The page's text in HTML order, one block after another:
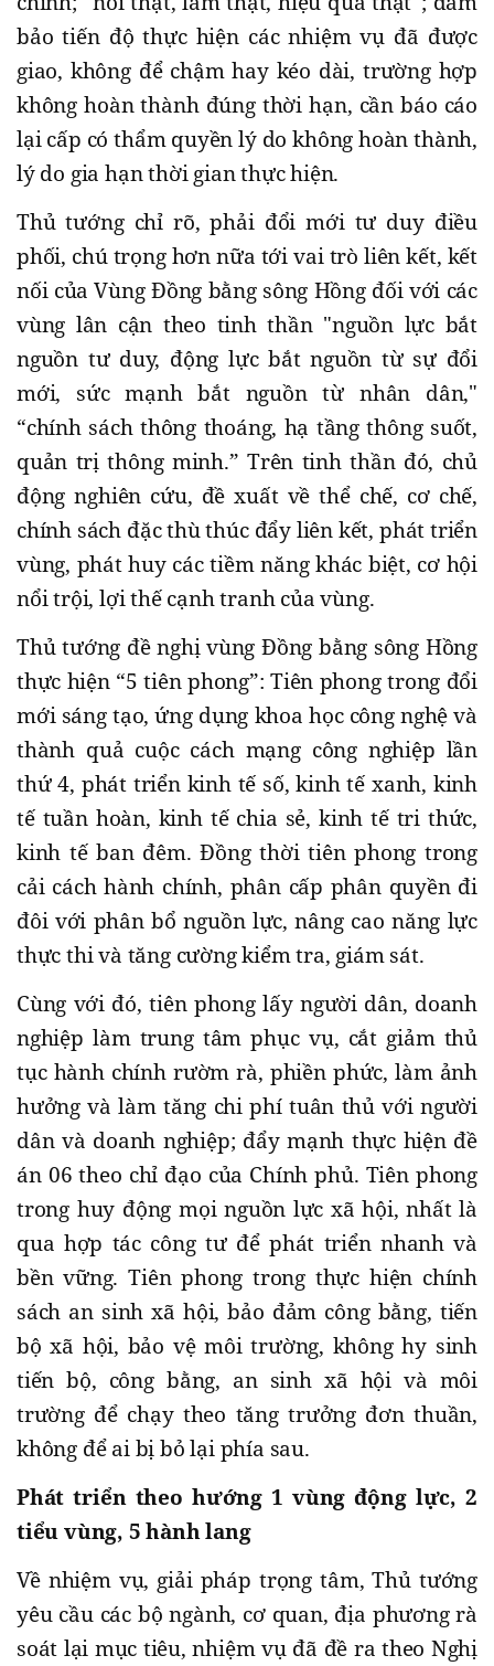
bảo tiến độ thực hiện các nhiệm vụ đã được
giao, không để chậm hay kéo dài, trường hợp
không hoàn thành đúng thời hạn, cần báo cáo
lại cấp có thẩm quyền lý do không hoàn thành,
lý do gia hạn thời gian thực hiện.
Thủ tướng chỉ rõ, phải đổi mới tư duy điều
phối, chú trọng hơn nữa tới vai trò liên kết, kết
nối của Vùng Đồng bằng sông Hồng đối với các
vùng lân cận theo tinh thần "nguồn lực bắt
nguồn tư duy, động lực bắt nguồn từ sự đổi
mới, sức mạnh bắt nguồn từ nhân dân,"
“chính sách thông thoáng, hạ tầng thông suốt,
quản trị thông minh.” Trên tinh thần đó, chủ
động nghiên cứu, đề xuất về thể chế, cơ chế,
chính sách đặc thù thúc đẩy liên kết, phát triển
vùng, phát huy các tiềm năng khác biệt, cơ hội
nổi trội, lợi thế cạnh tranh của vùng.
Thủ tướng đề nghị vùng Đồng bằng sông Hồng
thực hiện “5 tiên phong”: Tiên phong trong đổi
mới sáng tạo, ứng dụng khoa học công nghệ và
thành quả cuộc cách mạng công nghiệp lần
thứ 4, phát triển kinh tế số, kinh tế xanh, kinh
tế tuần hoàn, kinh tế chia sẻ, kinh tế tri thức,
kinh tế ban đêm. Đồng thời tiên phong trong
cải cách hành chính, phân cấp phân quyền đi
đôi với phân bổ nguồn lực, nâng cao năng lực
thực thi và tăng cường kiểm tra, giám sát.
Cùng với đó, tiên phong lấy người dân, doanh
nghiệp làm trung tâm phục vụ, cắt giảm thủ
tục hành chính rườm rà, phiền phức, làm ảnh
hưởng và làm tăng chi phí tuân thủ với người
dân và doanh nghiệp; đẩy mạnh thực hiện đề
án 06 theo chỉ đạo của Chính phủ. Tiên phong
trong huy động mọi nguồn lực xã hội, nhất là
qua hợp tác công tư để phát triển nhanh và
bền vững. Tiên phong trong thực hiện chính
sách an sinh xã hội, bảo đảm công bằng, tiến
bộ xã hội, bảo vệ môi trường, không hy sinh
tiến bộ, công bằng, an sinh xã hội và môi
trường để chạy theo tăng trưởng đơn thuần,
không để ai bị bỏ lại phía sau.
Phát triển theo hướng 1 vùng động lực, 2
tiểu vùng, 5 hành lang
Về nhiệm vụ, giải pháp trọng tâm, Thủ tướng
yêu cầu các bộ ngành, cơ quan, địa phương rà
soát lại mục tiêu, nhiệm vụ đã đề ra theo Nghị